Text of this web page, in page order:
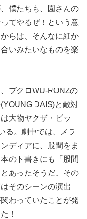
僕たちも、園さんの
てやるぜ！という意
らは、そんなに細か
いみたいなものを楽
ブクロWU-RONZの
DAIS)と敵対
大物ヤクザ・ビッ
る。劇中では、メラ
ディアに、股間をま
のト書きにも「股間
あったそうだ。その
そのシーンの演出
わっていたことが発
！